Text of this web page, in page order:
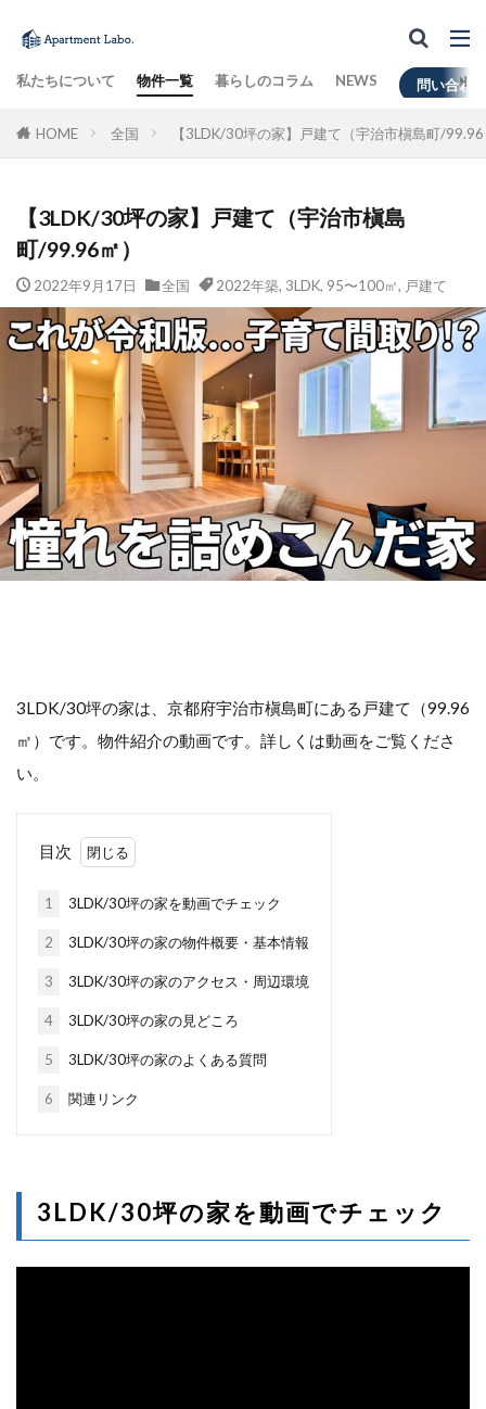
私たちについて 物件一覧 暮らしのコラム NEWS 問い合わせ
HOME 全国 【3LDK/30坪の家】戸建て（宇治市槇島町/
【3LDK/30坪の家】戸建て（宇治市槇島
町/99.96㎡）
2022年9月17日 全国 2022年築, 3LDK, 95〜100㎡, 戸建て
3LDK/30坪の家は、京都府宇治市槇島町にある戸建て（99.96
㎡）です。物件紹介の動画です。詳しくは動画をご覧くださ
い。
目次
1 3LDK/30坪の家を動画でチェック
2 3LDK/30坪の家の物件概要・基本情報
3 3LDK/30坪の家のアクセス・周辺環境
4 3LDK/30坪の家の見どころ
5 3LDK/30坪の家のよくある質問
6 関連リンク
3LDK/30坪の家を動画でチェック